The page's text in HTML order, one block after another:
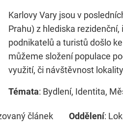
Karlovy Vary jsou v
Prahu) z hlediska
podnikatelů a turistů došlo
můžeme složení populace
využití, či návštěvnost
Témata: Bydlení, Identita,
článek Oddělení: